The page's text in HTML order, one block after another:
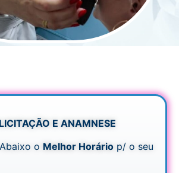
E ANAMNESE
o Melhor Horário p/ o seu